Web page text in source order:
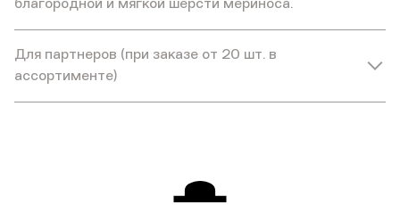
благородной и мягкой шерсти мериноса.
Для партнеров (при заказе от 20 шт. в
ассортименте)